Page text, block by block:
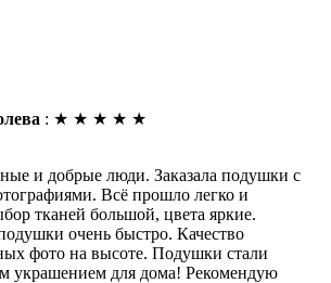
: ★ ★ ★ ★ ★
и добрые люди. Заказала подушки с
Всё прошло легко и
тканей большой, цвета яркие.
очень быстро. Качество
фото на высоте. Подушки стали
украшением для дома! Рекомендую